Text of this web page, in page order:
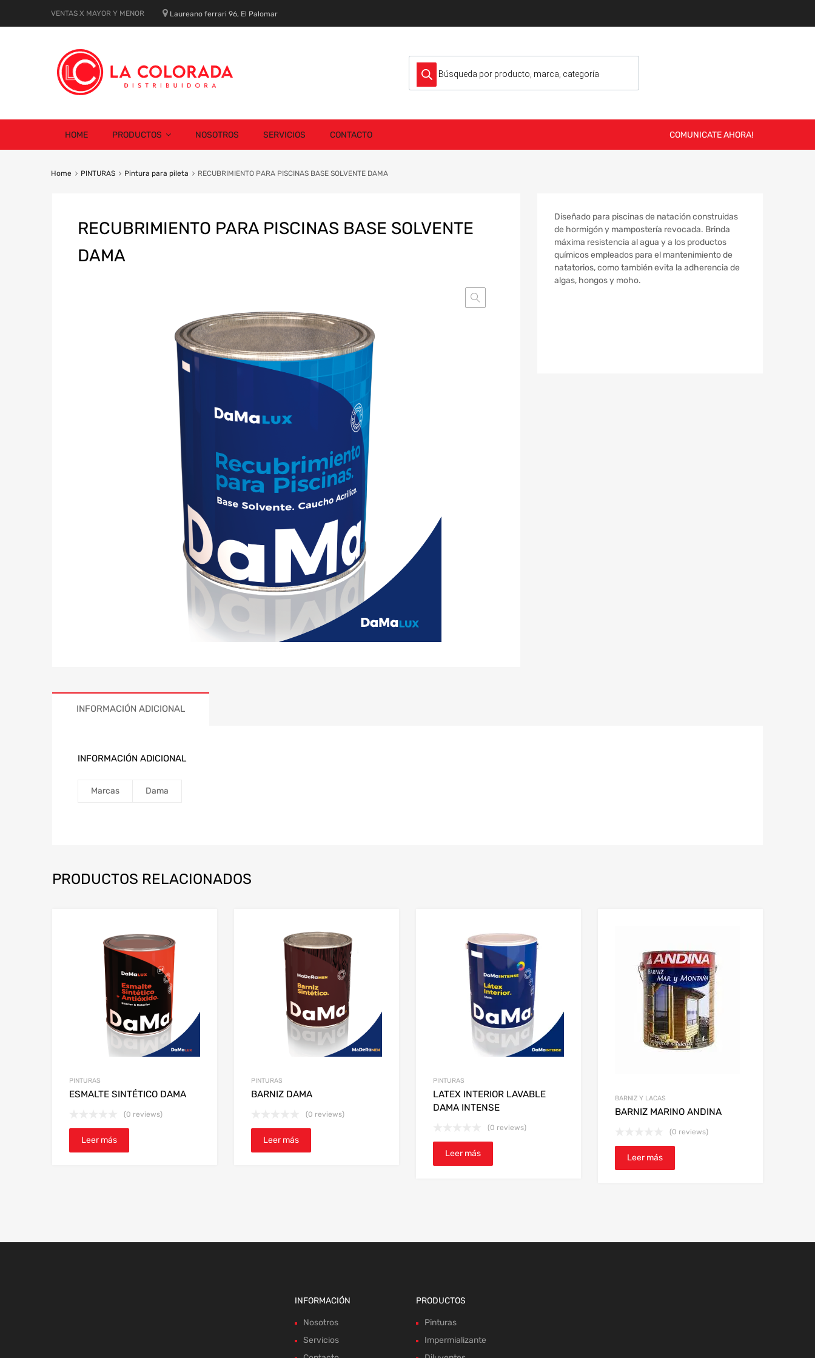
VENTAS X MAYOR Y MENOR Laureano ferrari 96, El Palomar
Búsqueda de productos
content
HOME PRODUCTOS NOSOTROS SERVICIOS CONTACTO COMUNICATE AHORA!
Home PINTURAS Pintura para pileta RECUBRIMIENTO PARA PISCINAS BASE SOLVENTE DAMA
RECUBRIMIENTO PARA PISCINAS BASE SOLVENTE
DAMA
Diseñado para piscinas de natación construidas
de hormigón y mampostería revocada. Brinda
máxima resistencia al agua y a los productos
químicos empleados para el mantenimiento de
natatorios, como también evita la adherencia de
algas, hongos y moho.
INFORMACIÓN ADICIONAL
INFORMACIÓN ADICIONAL
Marcas Dama
PRODUCTOS RELACIONADOS
PINTURAS
ESMALTE SINTÉTICO DAMA
(0 reviews)
Leer más
PINTURAS
BARNIZ DAMA
(0 reviews)
Leer más
PINTURAS
LATEX INTERIOR LAVABLE
DAMA INTENSE
(0 reviews)
Leer más
BARNIZ Y LACAS
BARNIZ MARINO ANDINA
(0 reviews)
Leer más
INFORMACIÓN
Nosotros
Servicios
PRODUCTOS
Pinturas
Impermializante